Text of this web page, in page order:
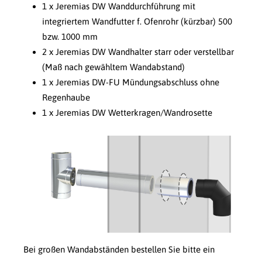
1 x Jeremias DW Wanddurchführung mit
integriertem Wandfutter f. Ofenrohr (kürzbar) 500
bzw. 1000 mm
2 x Jeremias DW Wandhalter starr oder verstellbar
(Maß nach gewähltem Wandabstand)
1 x Jeremias DW-FU Mündungsabschluss ohne
Regenhaube
1 x Jeremias DW Wetterkragen/Wandrosette
Bei großen Wandabständen bestellen Sie bitte ein